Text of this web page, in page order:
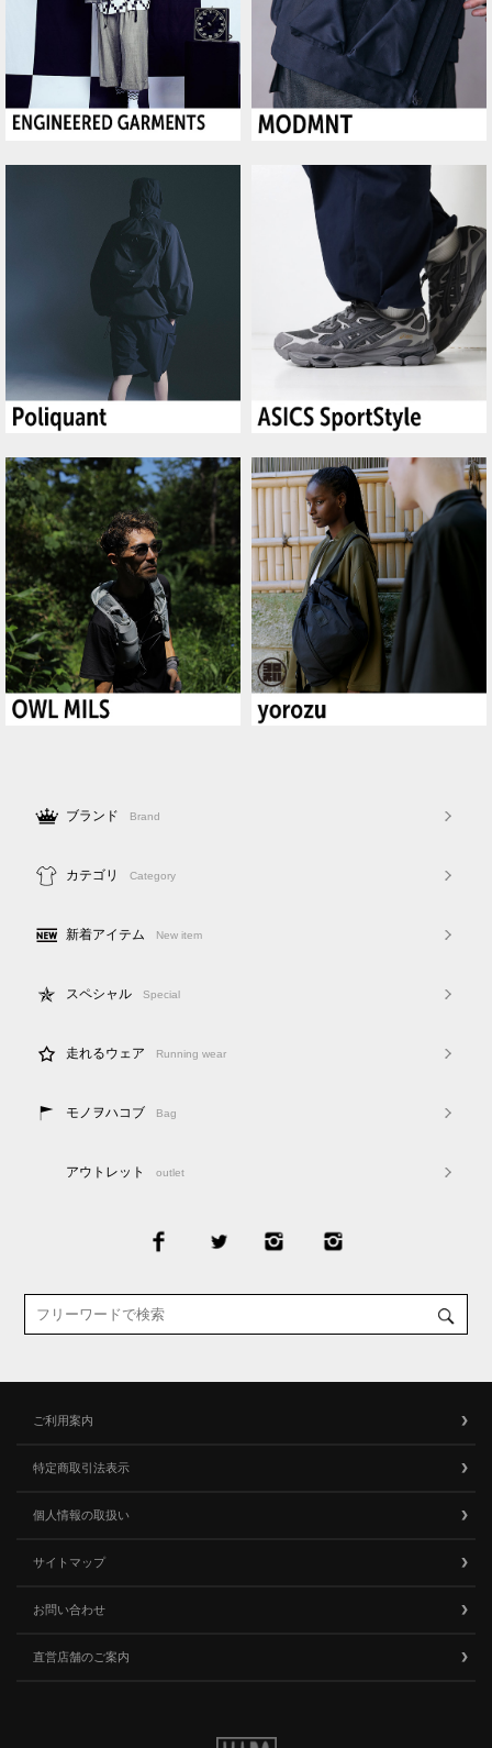
ブランド Brand
カテゴリ Category
新着アイテム New item
スペシャル Special
走れるウェア Running wear
モノヲハコブ Bag
アウトレット outlet
ご利用案内
特定商取引法表示
個人情報の取扱い
サイトマップ
お問い合わせ
直営店舗のご案内